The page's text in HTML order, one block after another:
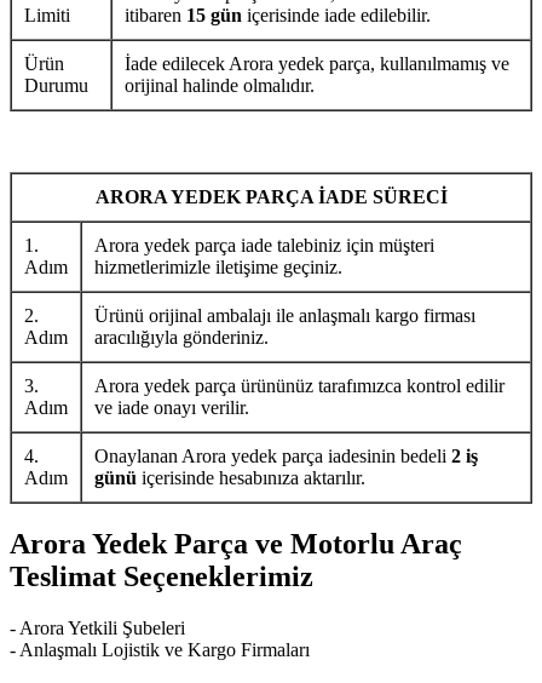
Limiti
itibaren 15 gün içerisinde iade edilebilir.
Ürün
Durumu
İade edilecek Arora yedek parça, kullanılmamış ve
orijinal halinde olmalıdır.
ARORA YEDEK PARÇA İADE SÜRECİ
1.
Adım
Arora yedek parça iade talebiniz için müşteri
hizmetlerimizle iletişime geçiniz.
2.
Adım
Ürünü orijinal ambalajı ile anlaşmalı kargo firması
aracılığıyla gönderiniz.
3.
Adım
Arora yedek parça ürününüz tarafımızca kontrol edilir
ve iade onayı verilir.
4.
Adım
Onaylanan Arora yedek parça iadesinin bedeli 2 iş
günü içerisinde hesabınıza aktarılır.
Arora Yedek Parça ve Motorlu Araç
Teslimat Seçeneklerimiz
- Arora Yetkili Şubeleri
- Anlaşmalı Lojistik ve Kargo Firmaları